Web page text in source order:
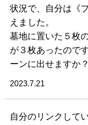
状況で、自分は《
えました。
墓地に置いた５枚
が３枚あったので
ーンに出せますか？
2023.7.21
自分のリンクして